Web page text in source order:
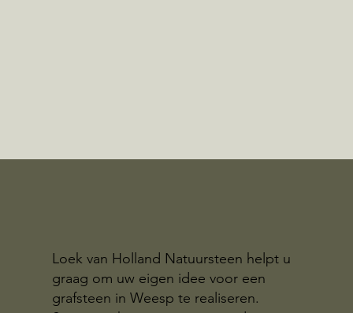
Loek van Holland Natuursteen helpt u
graag om uw eigen idee voor een
grafsteen in Weesp te realiseren.